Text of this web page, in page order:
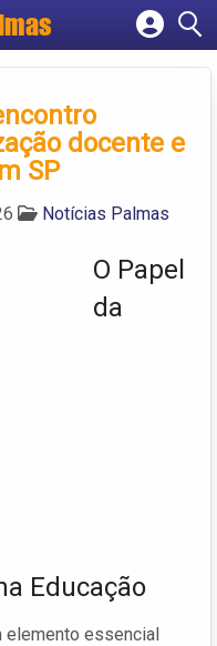
empresa
docente e
SP
Notícias Palmas
O Papel
da
Educação
elemento essencial